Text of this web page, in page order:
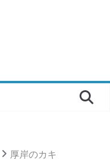
厚岸のカキ